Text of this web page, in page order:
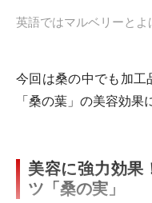
英語ではマルベリーとよ
今回は桑の中でも加工
「桑の葉」の美容効果
美容に強力効
ツ「桑の実」